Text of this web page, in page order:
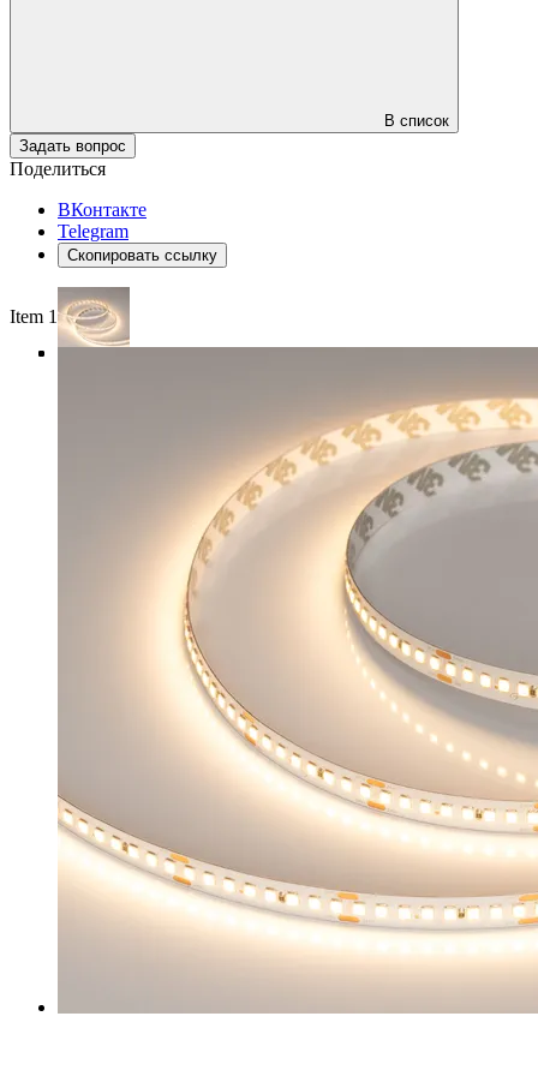
В список
Задать вопрос
Поделиться
ВКонтакте
Telegram
Скопировать ссылку
Item 1 of 4